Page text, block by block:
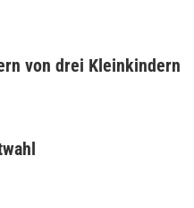
von drei Kleinkindern